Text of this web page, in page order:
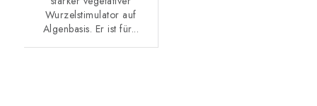
Wurzelstimulator auf
Algenbasis. Er ist für...